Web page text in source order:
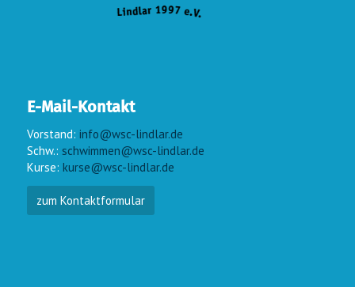
E-Mail-Kontakt
Vorstand: info@wsc-lindlar.de
Schw.: schwimmen@wsc-lindlar.de
Kurse: kurse@wsc-lindlar.de
zum Kontaktformular